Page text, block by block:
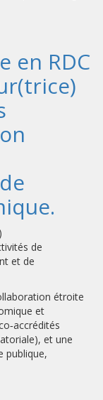
en RDC
de
et de
étroite
et
et une
publique,